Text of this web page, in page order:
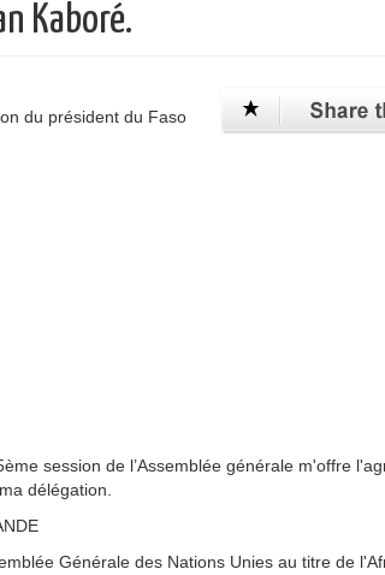
Kaboré.
du président du Faso
session de l’Assemblée générale m'offre
délégation.
Générale des Nations Unies au titre de